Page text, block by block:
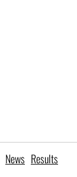
News Results